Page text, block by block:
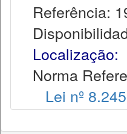
Referência:
Localização:
Norma
Lei nº